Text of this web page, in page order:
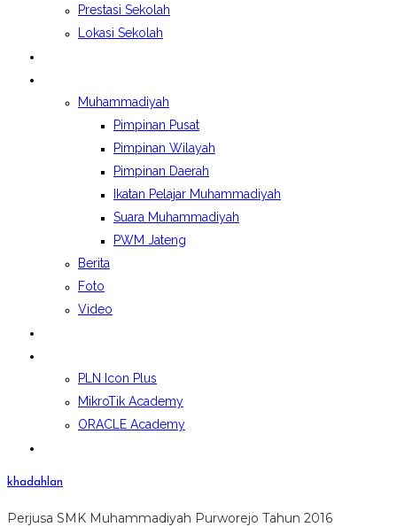
Prestasi Sekolah
Lokasi Sekolah
Muhammadiyah
Pimpinan Pusat
Pimpinan Wilayah
Pimpinan Daerah
Ikatan Pelajar Muhammadiyah
Suara Muhammadiyah
PWM Jateng
Berita
Foto
Video
PLN Icon Plus
MikroTik Academy
ORACLE Academy
khadahlan
Perjusa SMK Muhammadiyah Purworejo Tahun 2016